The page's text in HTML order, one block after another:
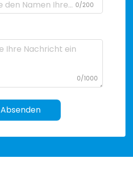
0/200
0/1000
Absenden